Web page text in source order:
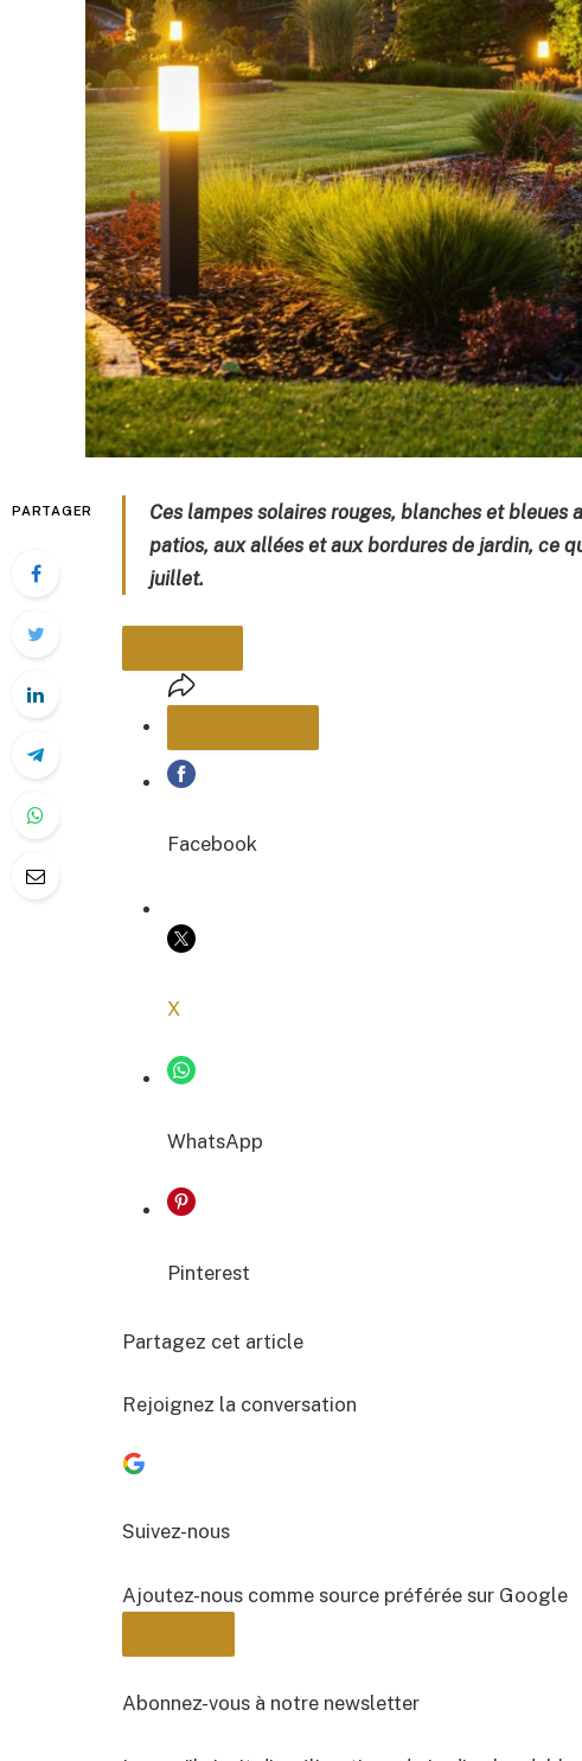
PARTAGER
Ces lampes solaires rouges, blanches et
patios, aux allées et aux bordures de jardin, ce
juillet.
PARTAGER
COPIER LE LIEN
Facebook
X
WhatsApp
Pinterest
Partagez cet article
Rejoignez la conversation
Suivez-nous
Ajoutez-nous comme source préférée sur Google
Abonnez-vous à notre newsletter